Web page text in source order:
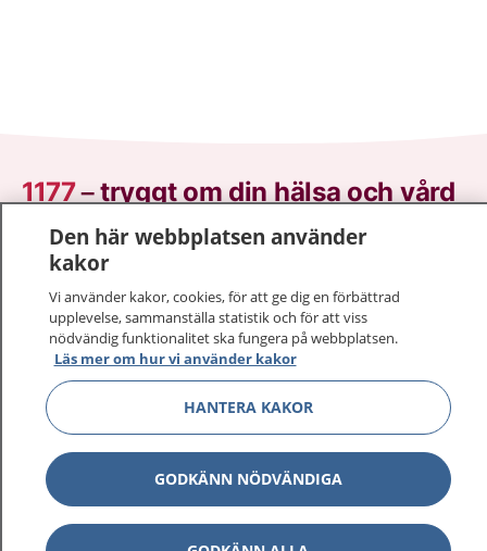
1177–tryggt om din hälsa och vård
På 1177.se får du råd om hälsa och information om
sjukdomar och vilka mottagningar du kan kontakta.
Logga in för att läsa din journal och göra dina
vårdärenden. Ring telefonnummer 1177 för
sjukvårdsrådgivning dygnet runt.
1177 ger dig råd när du vill må bättre.
1177 på flera språk Show
Den här webbplatsen använder
kakor
Vi använder kakor, cookies, för att ge dig en förbättrad
upplevelse, sammanställa statistik och för att viss
nödvändig funktionalitet ska fungera på webbplatsen.
Läs mer om hur vi använder kakor
HANTERA KAKOR
GODKÄNN NÖDVÄNDIGA